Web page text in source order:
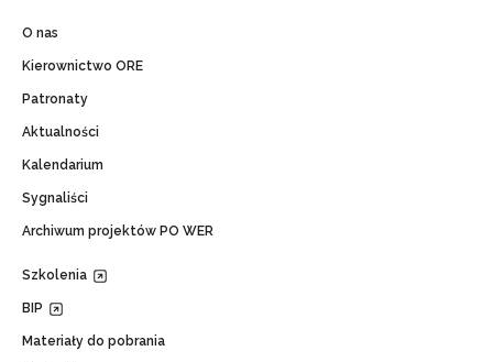
O nas
Kierownictwo ORE
Patronaty
Aktualności
Kalendarium
Sygnaliści
Archiwum projektów PO WER
Szkolenia
BIP
Materiały do pobrania